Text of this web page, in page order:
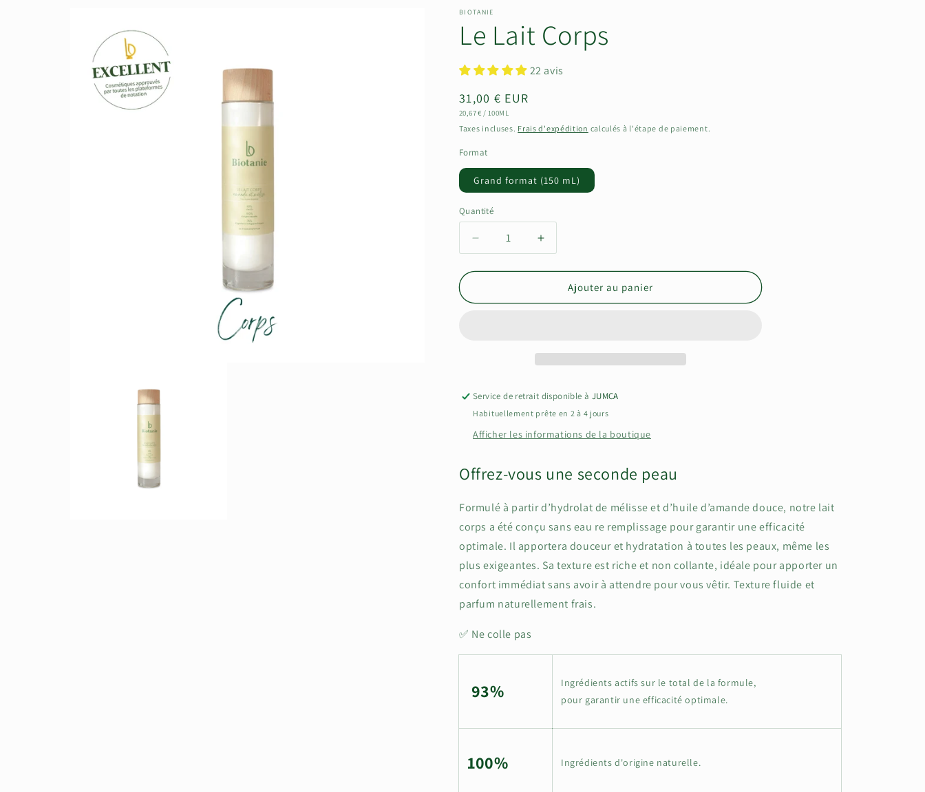
produits
BIOTANIE
Le Lait Corps
22 avis
Prix
habituel
31,00 € EUR
PRIX
20,67 € / PAR
100ML
Taxes incluses. Frais d'expédition calculés à l'étape de paiement.
Format
Grand format (150 mL)
Quantité
Réduire
la
quantité
Le
Augmenter
la
quantité
Le
Ajouter au panier
Service de retrait disponible à JUMCA
Habituellement prête en 2 à 4 jours
Afficher les informations de la boutique
Offrez-vous une seconde peau
Formulé à partir d’hydrolat de mélisse et d’huile d’amande douce, notre lait
corps a été conçu sans eau re remplissage pour garantir une efficacité
optimale. Il apportera douceur et hydratation à toutes les peaux, même les
plus exigeantes. Sa texture est riche et non collante, idéale pour apporter un
confort immédiat sans avoir à attendre pour vous vêtir. Texture fluide et
parfum naturellement frais.
✅ Ne colle pas
93%
Ingrédients actifs sur le total de la formule,
pour garantir une efficacité optimale.
100% Ingrédients d'origine naturelle.